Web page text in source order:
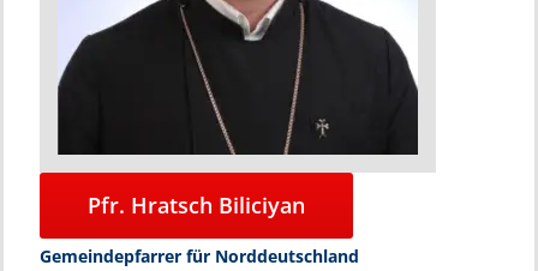
Pfr. Hratsch Biliciyan
Gemeindepfarrer für Norddeutschland